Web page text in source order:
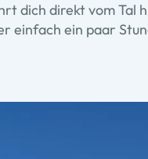
dich direkt vom Tal
einfach ein paar